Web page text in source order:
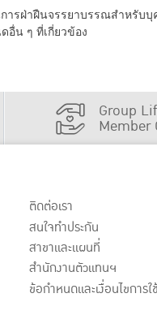
รฝ่าฝืนจรรยาบรรณสำหรับ
อื่น ๆ ที่เกี่ยวข้อง
Group
Member
ติดต่อเรา
สนใจทำประกัน
สาขาและแผนที่
สำนักงานตัวแทนฯ
ข้อกำหนดและเงื่อนไขการ